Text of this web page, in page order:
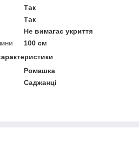
Так
Так
Не вимагає укриття
100 см
Ромашка
Саджанці